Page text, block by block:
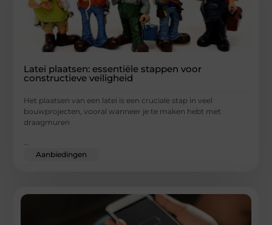
Latei plaatsen: essentiële stappen voor
constructieve veiligheid
Het plaatsen van een latei is een cruciale stap in veel
bouwprojecten, vooral wanneer je te maken hebt met
draagmuren
Aanbiedingen